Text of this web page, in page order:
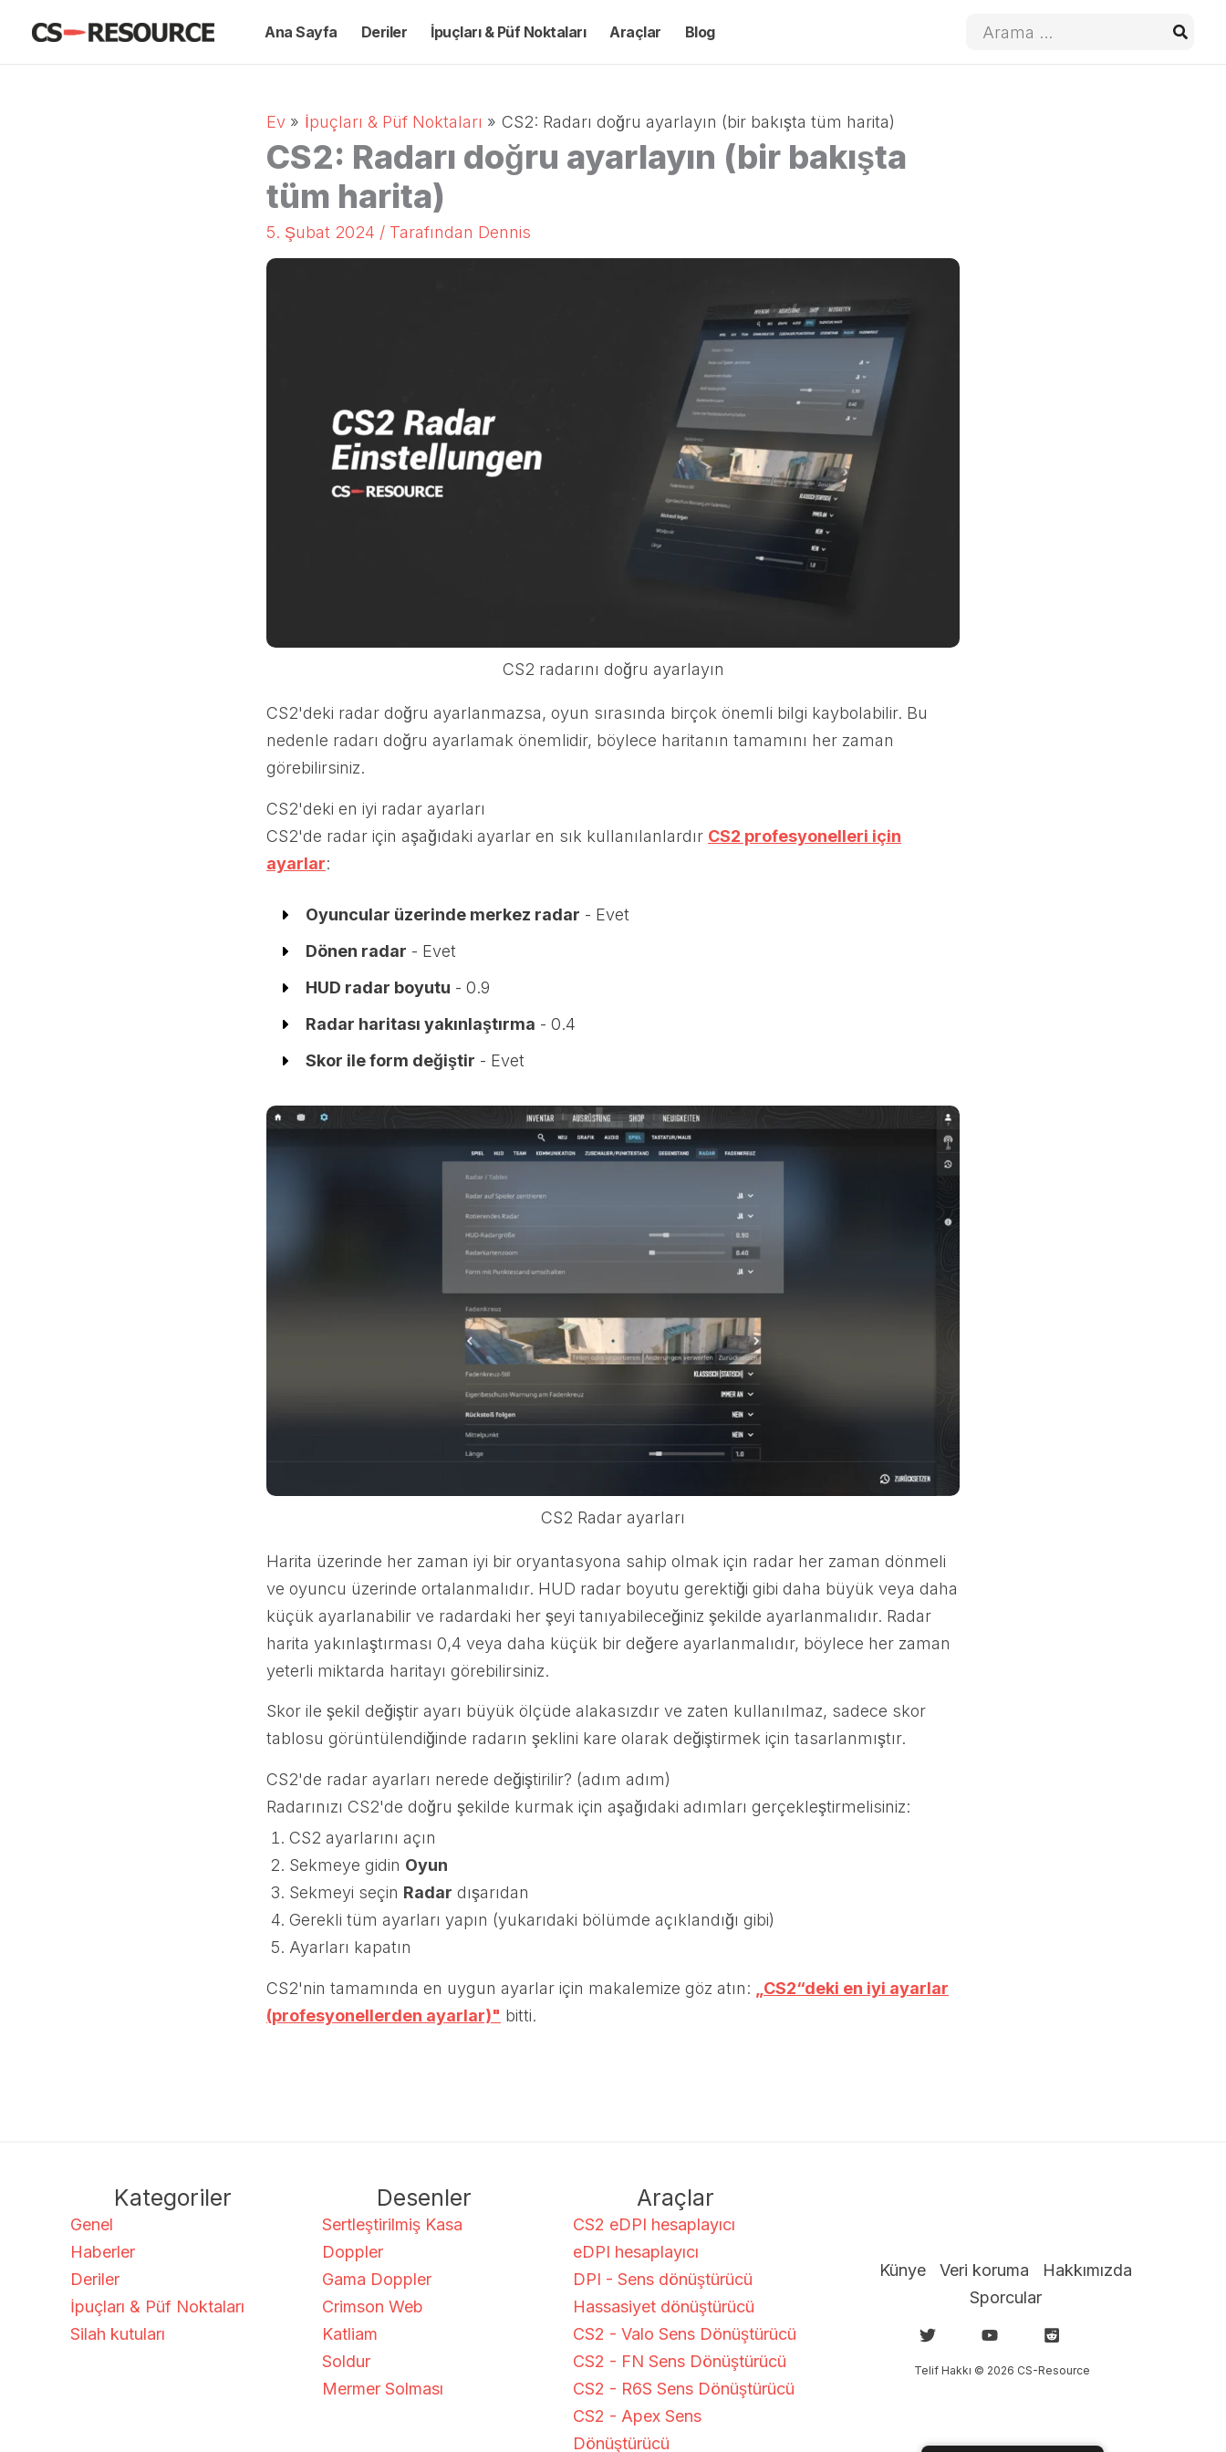
Ana Sayfa Deriler İpuçları & Püf Noktaları Araçlar Blog Arayın:
Ev İpuçları & Püf Noktaları CS2: Radarı doğru ayarlayın (bir bakışta tüm harita)
CS2: Radarı doğru ayarlayın (bir bakışta
tüm harita)
5. Şubat 2024 / Tarafından Dennis
CS2 radarını doğru ayarlayın
CS2'deki radar doğru ayarlanmazsa, oyun sırasında birçok önemli bilgi kaybolabilir. Bu
nedenle radarı doğru ayarlamak önemlidir, böylece haritanın tamamını her zaman
görebilirsiniz.
CS2'deki en iyi radar ayarları
CS2'de radar için aşağıdaki ayarlar en sık kullanılanlardır CS2 profesyonelleri için
ayarlar:
Oyuncular üzerinde merkez radar - Evet
Dönen radar - Evet
HUD radar boyutu - 0.9
Radar haritası yakınlaştırma - 0.4
Skor ile form değiştir - Evet
CS2 Radar ayarları
Harita üzerinde her zaman iyi bir oryantasyona sahip olmak için radar her zaman dönmeli
ve oyuncu üzerinde ortalanmalıdır. HUD radar boyutu gerektiği gibi daha büyük veya daha
küçük ayarlanabilir ve radardaki her şeyi tanıyabileceğiniz şekilde ayarlanmalıdır. Radar
harita yakınlaştırması 0,4 veya daha küçük bir değere ayarlanmalıdır, böylece her zaman
yeterli miktarda haritayı görebilirsiniz.
Skor ile şekil değiştir ayarı büyük ölçüde alakasızdır ve zaten kullanılmaz, sadece skor
tablosu görüntülendiğinde radarın şeklini kare olarak değiştirmek için tasarlanmıştır.
CS2'de radar ayarları nerede değiştirilir? (adım adım)
Radarınızı CS2'de doğru şekilde kurmak için aşağıdaki adımları gerçekleştirmelisiniz:
CS2 ayarlarını açın
Sekmeye gidin Oyun
Sekmeyi seçin Radar dışarıdan
Gerekli tüm ayarları yapın (yukarıdaki bölümde açıklandığı gibi)
Ayarları kapatın
CS2'nin tamamında en uygun ayarlar için makalemize göz atın:
„CS2“deki en iyi ayarlar
(profesyonellerden ayarlar)" bitti.
Kategoriler
Genel
Haberler
Deriler
İpuçları & Püf Noktaları
Silah kutuları
Desenler
Sertleştirilmiş Kasa
Doppler
Gama Doppler
Crimson Web
Katliam
Soldur
Mermer Solması
Araçlar
CS2 eDPI hesaplayıcı
eDPI hesaplayıcı
DPI - Sens dönüştürücü
Hassasiyet dönüştürücü
CS2 - Valo Sens Dönüştürücü
CS2 - FN Sens Dönüştürücü
CS2 - R6S Sens Dönüştürücü
CS2 - Apex Sens
Dönüştürücü
Künye Veri koruma
Hakkımızda
Sporcular
Telif Hakkı © 2026 CS-Resource